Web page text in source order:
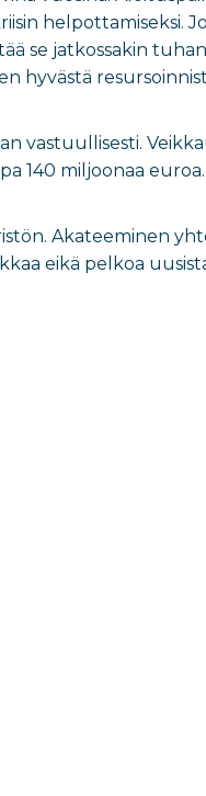
helpottamiseksi.
se jatkossakin
hyvästä
vastuullisesti.
140 miljoonaa
Akateeminen
eikä pelkoa